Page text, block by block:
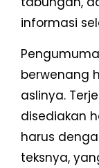
informasi
berwenang
aslinya.
disediakan
harus
teksnya,